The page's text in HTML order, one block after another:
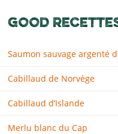
GOOD
Saumon sauvage argenté
Cabillaud de Norvège
Cabillaud d’Islande
Merlu blanc du Cap